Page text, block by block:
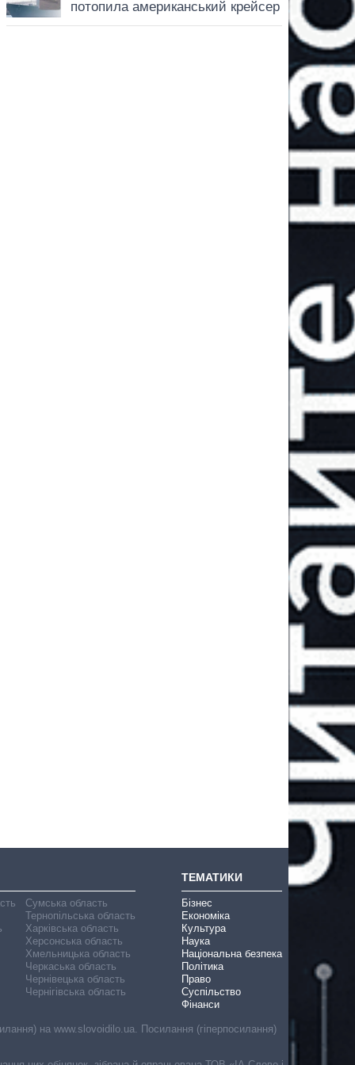
Сумська область
Тернопільська область
Харківська область
Херсонська область
Хмельницька область
Черкаська область
Чернівецька область
Чернігівська область
ТЕМАТИКИ
Бізнес
Економіка
Культура
Наука
Національна безпека
Політика
Право
Суспільство
Фінанси
на www.slovoidilo.ua. Посилання (гіперпосилання)